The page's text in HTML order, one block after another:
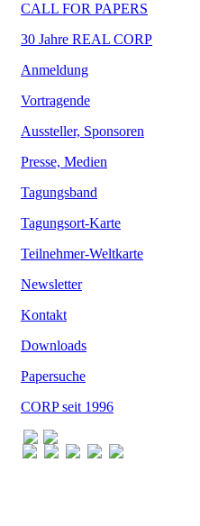
CALL FOR PAPERS
30 Jahre REAL CORP
Anmeldung
Vortragende
Aussteller, Sponsoren
Presse, Medien
Tagungsband
Tagungsort-Karte
Teilnehmer-Weltkarte
Newsletter
Kontakt
Downloads
Papersuche
CORP seit 1996